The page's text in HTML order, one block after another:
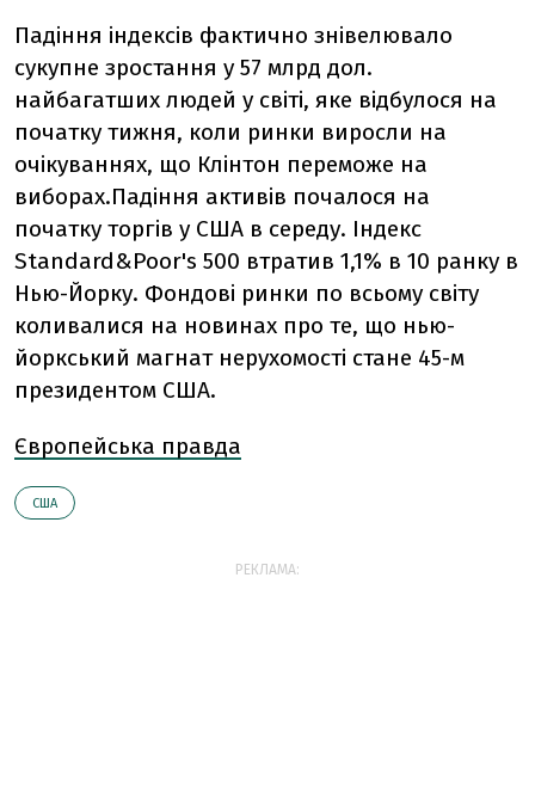
Падіння індексів фактично знівелювало
сукупне зростання у 57 млрд дол.
найбагатших людей у світі, яке відбулося на
початку тижня, коли ринки виросли на
очікуваннях, що Клінтон переможе на
виборах.Падіння активів почалося на
початку торгів у США в середу. Індекс
Standard&Poor's 500 втратив 1,1% в 10 ранку в
Нью-Йорку. Фондові ринки по всьому світу
коливалися на новинах про те, що нью-
йоркський магнат нерухомості стане 45-м
президентом США.
Європейська правда
США
РЕКЛАМА: